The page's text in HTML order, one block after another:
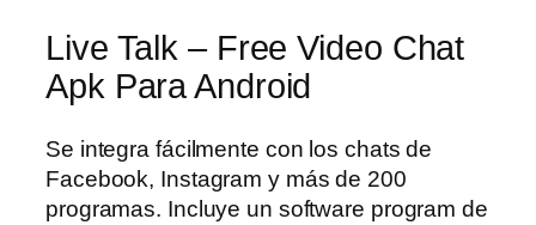
Live Talk – Free Video Chat
Apk Para Android
Se integra fácilmente con los chats de
Facebook, Instagram y más de 200
programas. Incluye un software program de